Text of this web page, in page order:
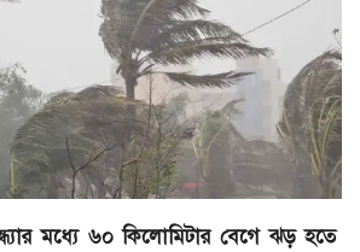
মধ্যে ৬০ কিলোমিটার বেগে ঝড় হতে